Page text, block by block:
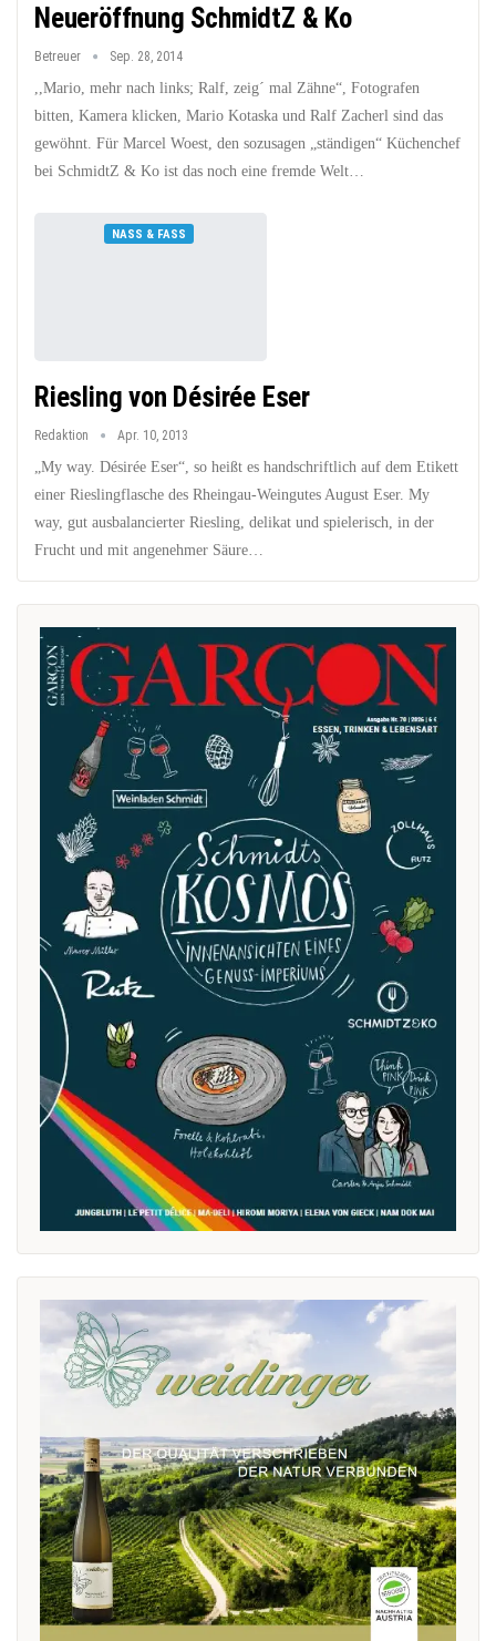
Neueröffnung SchmidtZ & Ko
Betreuer Sep. 28, 2014
,,Mario, mehr nach links; Ralf, zeig´ mal Zähne“, Fotografen
bitten, Kamera klicken, Mario Kotaska und Ralf Zacherl sind das
gewöhnt. Für Marcel Woest, den sozusagen „ständigen“ Küchenchef
bei SchmidtZ & Ko ist das noch eine fremde Welt…
NASS & FASS
Riesling von Désirée Eser
Redaktion Apr. 10, 2013
„My way. Désirée Eser“, so heißt es handschriftlich auf dem Etikett
einer Rieslingflasche des Rheingau-Weingutes August Eser. My
way, gut ausbalancierter Riesling, delikat und spielerisch, in der
Frucht und mit angenehmer Säure…